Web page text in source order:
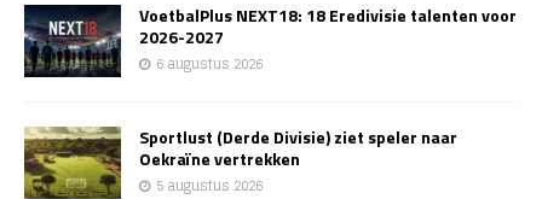
VoetbalPlus NEXT18: 18 Eredivisie talenten voor
2026-2027
6 augustus 2026
Sportlust (Derde Divisie) ziet speler naar
Oekraïne vertrekken
5 augustus 2026